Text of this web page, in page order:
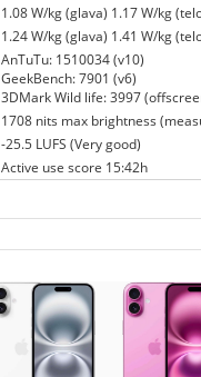
1.08 W/kg (glava) 1.17 W/kg
1.24 W/kg (glava) 1.41 W/kg
AnTuTu: 1510034 (v10)
GeekBench: 7901 (v6)
3DMark Wild life: 3997
1708 nits max brightness
-25.5 LUFS (Very good)
Active use score 15:42h